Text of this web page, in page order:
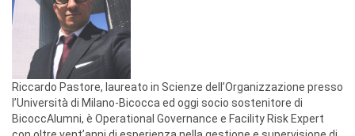
Riccardo Pastore, laureato in Scienze dell’Organizzazione presso
l’Università di Milano-Bicocca ed oggi socio sostenitore di
BicoccAlumni, è Operational Governance e Facility Risk Expert